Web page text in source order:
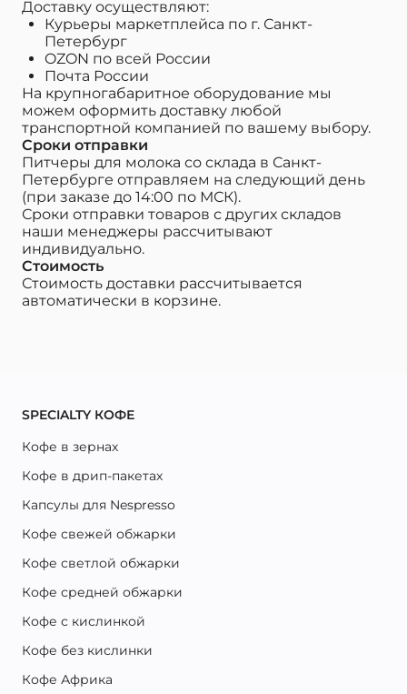
Доставку осуществляют:
Курьеры маркетплейса по г. Санкт-
Петербург
OZON по всей России
Почта России
На крупногабаритное оборудование мы
можем оформить доставку любой
транспортной компанией по вашему выбору.
Сроки отправки
Питчеры для молока со склада в Санкт-
Петербурге отправляем на следующий день
(при заказе до 14:00 по МСК).
Сроки отправки товаров с других складов
наши менеджеры рассчитывают
индивидуально.
Стоимость
Стоимость доставки рассчитывается
автоматически в корзине.
SPECIALTY КОФЕ
Кофе в зернах
Кофе в дрип-пакетах
Капсулы для Nespresso
Кофе свежей обжарки
Кофе светлой обжарки
Кофе средней обжарки
Кофе с кислинкой
Кофе без кислинки
Кофе Африка